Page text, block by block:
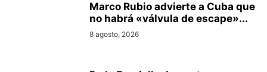
Marco Rubio advierte a Cuba que
no habrá «válvula de escape»...
8 agosto, 2026